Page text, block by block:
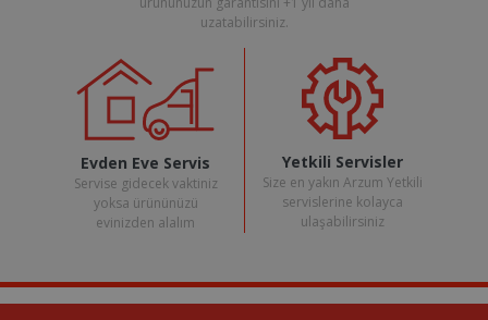
uzatabilirsiniz.
Evden Eve Servis
Servise gidecek vaktiniz
yoksa ürününüzü
evinizden alalım
Yetkili Servisler
Size en yakın Arzum Yetkili
servislerine kolayca
ulaşabilirsiniz